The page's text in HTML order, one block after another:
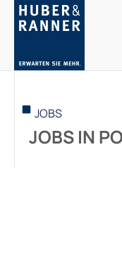
JOBS
JOBS IN